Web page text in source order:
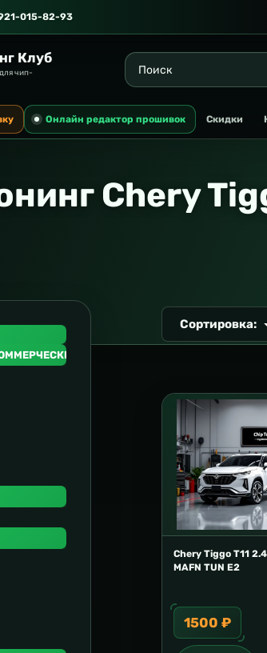
015-82-93
Клуб
чип-
Онлайн редактор прошивок Скидки
Chery
ТРАНСПОРТ
Сортировка:
Chery Tiggo T11
MAFN TUN E2
1500 ₽